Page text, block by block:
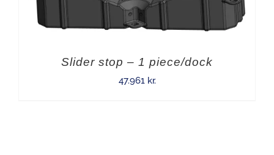
Slider stop – 1 piece/dock
47.961 kr.